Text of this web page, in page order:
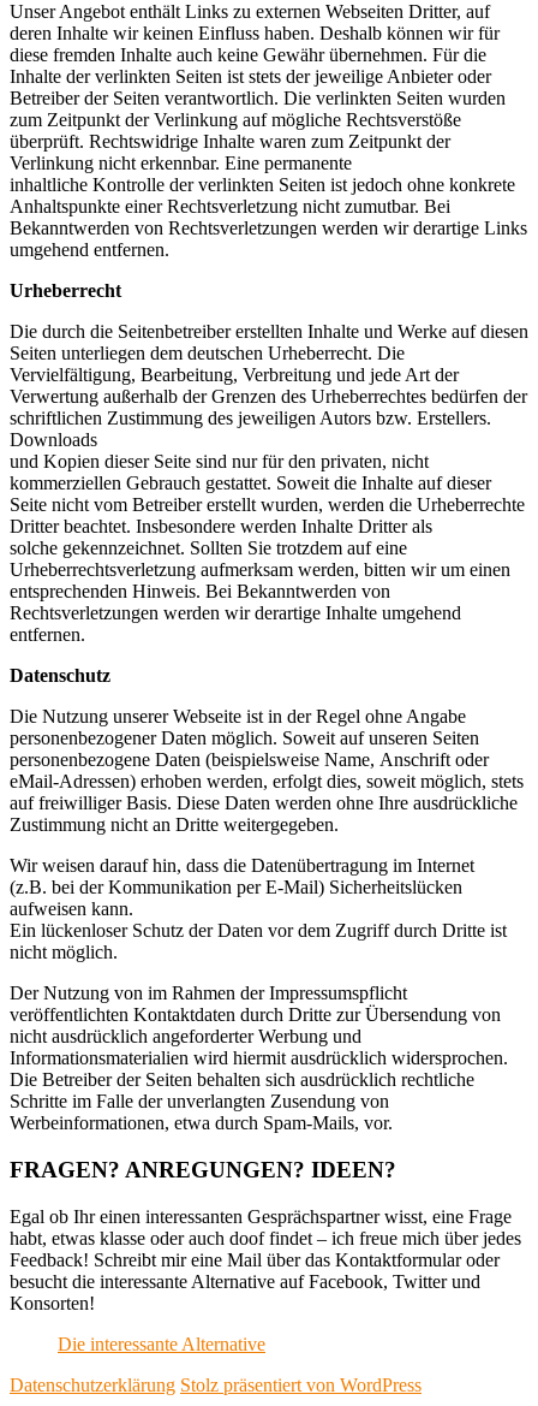
Unser Angebot enthält Links zu externen Webseiten Dritter, auf
deren Inhalte wir keinen Einfluss haben. Deshalb können wir für
diese fremden Inhalte auch keine Gewähr übernehmen. Für die
Inhalte der verlinkten Seiten ist stets der jeweilige Anbieter oder
Betreiber der Seiten verantwortlich. Die verlinkten Seiten wurden
zum Zeitpunkt der Verlinkung auf mögliche Rechtsverstöße
überprüft. Rechtswidrige Inhalte waren zum Zeitpunkt der
Verlinkung nicht erkennbar. Eine permanente
inhaltliche Kontrolle der verlinkten Seiten ist jedoch ohne konkrete
Anhaltspunkte einer Rechtsverletzung nicht zumutbar. Bei
Bekanntwerden von Rechtsverletzungen werden wir derartige Links
umgehend entfernen.
Urheberrecht
Die durch die Seitenbetreiber erstellten Inhalte und Werke auf diesen
Seiten unterliegen dem deutschen Urheberrecht. Die
Vervielfältigung, Bearbeitung, Verbreitung und jede Art der
Verwertung außerhalb der Grenzen des Urheberrechtes bedürfen der
schriftlichen Zustimmung des jeweiligen Autors bzw. Erstellers.
Downloads
und Kopien dieser Seite sind nur für den privaten, nicht
kommerziellen Gebrauch gestattet. Soweit die Inhalte auf dieser
Seite nicht vom Betreiber erstellt wurden, werden die Urheberrechte
Dritter beachtet. Insbesondere werden Inhalte Dritter als
solche gekennzeichnet. Sollten Sie trotzdem auf eine
Urheberrechtsverletzung aufmerksam werden, bitten wir um einen
entsprechenden Hinweis. Bei Bekanntwerden von
Rechtsverletzungen werden wir derartige Inhalte umgehend
entfernen.
Datenschutz
Die Nutzung unserer Webseite ist in der Regel ohne Angabe
personenbezogener Daten möglich. Soweit auf unseren Seiten
personenbezogene Daten (beispielsweise Name, Anschrift oder
eMail-Adressen) erhoben werden, erfolgt dies, soweit möglich, stets
auf freiwilliger Basis. Diese Daten werden ohne Ihre ausdrückliche
Zustimmung nicht an Dritte weitergegeben.
Wir weisen darauf hin, dass die Datenübertragung im Internet
(z.B. bei der Kommunikation per E-Mail) Sicherheitslücken
aufweisen kann.
Ein lückenloser Schutz der Daten vor dem Zugriff durch Dritte ist
nicht möglich.
Der Nutzung von im Rahmen der Impressumspflicht
veröffentlichten Kontaktdaten durch Dritte zur Übersendung von
nicht ausdrücklich angeforderter Werbung und
Informationsmaterialien wird hiermit ausdrücklich widersprochen.
Die Betreiber der Seiten behalten sich ausdrücklich rechtliche
Schritte im Falle der unverlangten Zusendung von
Werbeinformationen, etwa durch Spam-Mails, vor.
FRAGEN? ANREGUNGEN? IDEEN?
Egal ob Ihr einen interessanten Gesprächspartner wisst, eine Frage
habt, etwas klasse oder auch doof findet – ich freue mich über jedes
Feedback! Schreibt mir eine Mail über das Kontaktformular oder
besucht die interessante Alternative auf Facebook, Twitter und
Konsorten!
Die interessante Alternative
Datenschutzerklärung Stolz präsentiert von WordPress